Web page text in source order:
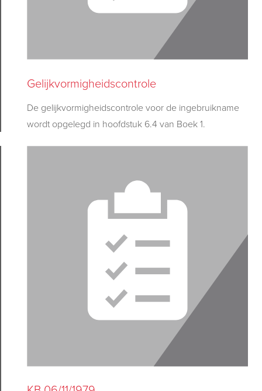
Gelijkvormigheidscontrole
De gelijkvormigheidscontrole voor de ingebruikname
wordt opgelegd in hoofdstuk 6.4 van Boek 1.